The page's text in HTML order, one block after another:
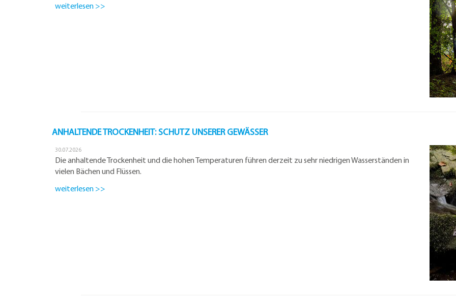
weiterlesen >>
ANHALTENDE TROCKENHEIT: SCHUTZ UNSERER GEWÄSSER
30.07.2026
Die anhaltende Trockenheit und die hohen Temperaturen führen derzeit zu sehr niedrigen Wasserständen in
vielen Bächen und Flüssen.
weiterlesen >>